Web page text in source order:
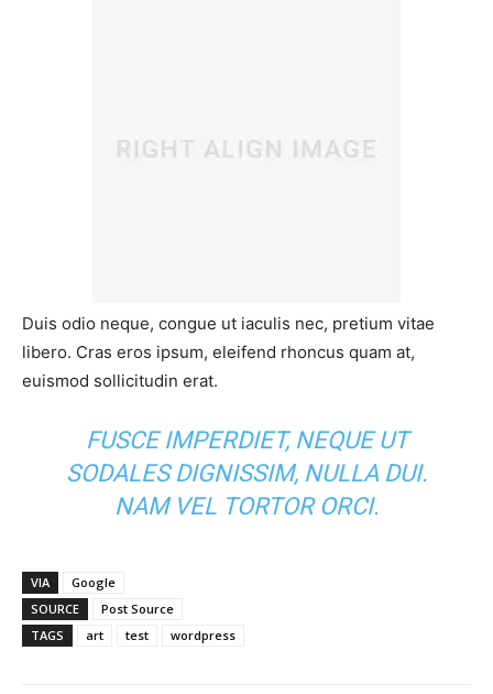
Duis odio neque, congue ut iaculis nec, pretium vitae
libero. Cras eros ipsum, eleifend rhoncus quam at,
euismod sollicitudin erat.
FUSCE IMPERDIET, NEQUE UT
SODALES DIGNISSIM, NULLA DUI.
NAM VEL TORTOR ORCI.
VIA
Google
SOURCE
Post Source
TAGS
art test wordpress